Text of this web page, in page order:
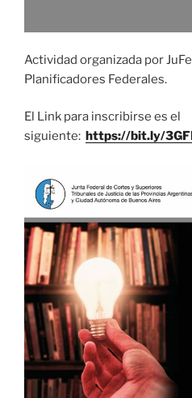
Actividad organizada por
Planificadores Federales.
El Link para inscribirse es el
siguiente: https://bit.ly/